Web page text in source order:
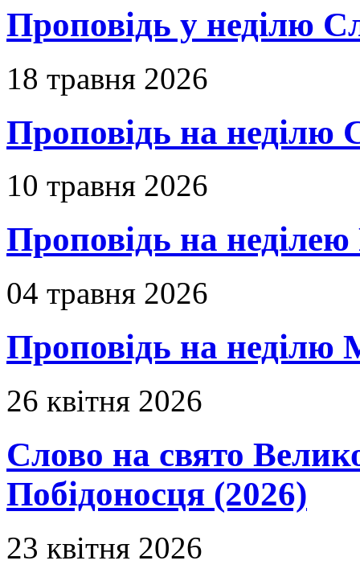
Проповідь у неділю
18 травня 2026
Проповідь на неділю
10 травня 2026
Проповідь на неділею
04 травня 2026
Проповідь на неділю
26 квітня 2026
Слово на свято
Побідоносця (2026)
23 квітня 2026